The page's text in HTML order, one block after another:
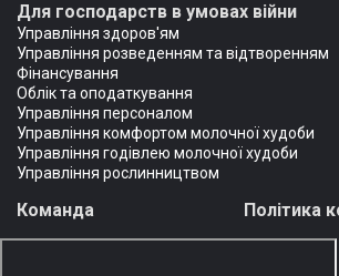
Для господарств в умовах війни
Управління здоров'ям
Управління розведенням та відтворенням
Фінансування
Облік та оподаткування
Управління персоналом
Управління комфортом молочної худоби
Управління годівлею молочної худоби
Управління рослинництвом
Команда Політика